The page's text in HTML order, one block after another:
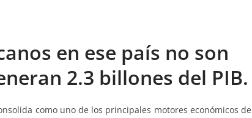
en ese país no son
2.3 billones del PIB.
como uno de los principales motores económicos de